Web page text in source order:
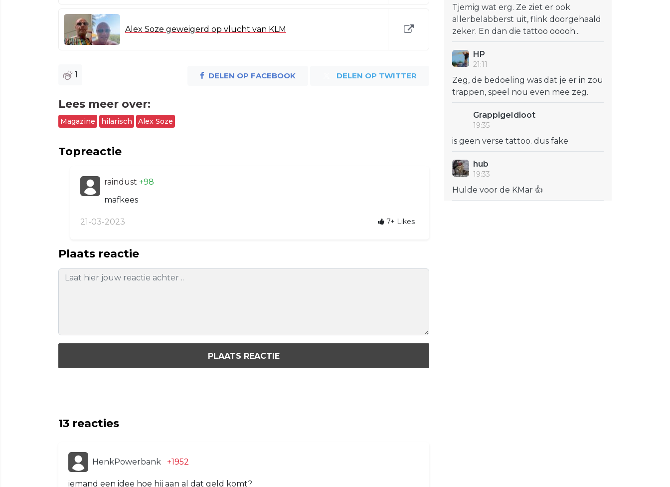
Alex Soze geweigerd op vlucht van KLM
1 DELEN OP FACEBOOK DELEN OP TWITTER
Lees meer over:
Magazine hilarisch Alex Soze
Topreactie
raindust +98
mafkees
21-03-2023 7+ Likes
Plaats reactie
PLAATS REACTIE
13 reacties
HenkPowerbank +1952
iemand een idee hoe hij aan al dat geld komt?
Tjemig wat erg. Ze ziet er ook
allerbelabberst uit, flink doorgehaald
zeker. En dan die tattoo ooooh...
HP
21:11
Zeg, de bedoeling was dat je er in zou
trappen, speel nou even mee zeg.
GrappigeIdioot
19:35
is geen verse tattoo. dus fake
hub
19:33
Hulde voor de KMar 👍